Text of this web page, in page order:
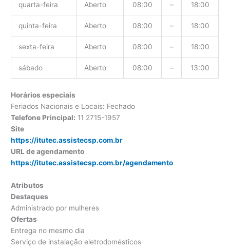
quarta-feira Aberto 08:00 – 18:00
quinta-feira Aberto 08:00 – 18:00
sexta-feira Aberto 08:00 – 18:00
sábado Aberto 08:00 – 13:00
Horários especiais
Feriados Nacionais e Locais: Fechado
Telefone Principal: 11 2715-1957
Site
https://itutec.assistecsp.com.br
URL de agendamento
https://itutec.assistecsp.com.br/agendamento
Atributos
Destaques
Administrado por mulheres
Ofertas
Entrega no mesmo dia
Serviço de instalação eletrodomésticos